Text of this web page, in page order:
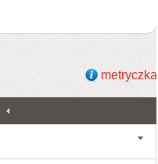
metryczka